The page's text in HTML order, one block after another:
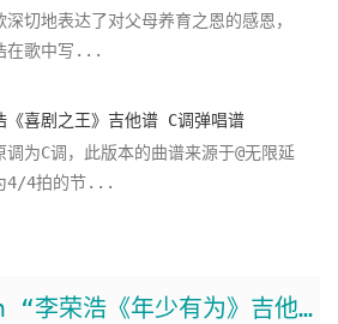
深切地表达了对父母养育之恩的感恩，
在歌中写...
《喜剧之王》吉他谱 C调弹唱谱
调为C调，此版本的曲谱来源于@无限延
4/4拍的节...
0 thoughts on “李荣浩《年少有为》吉他谱 G调弹唱谱”